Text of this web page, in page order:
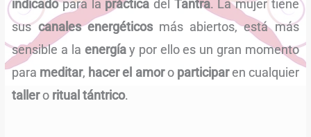
indicadopara la práctica del Tantra. La mujer tiene
suscanales energéticosmás abiertos, está más
sensible a la energíay por ello es un gran momento
para meditar, hacer el amoro participaren cualquier
tallero ritual tántrico.